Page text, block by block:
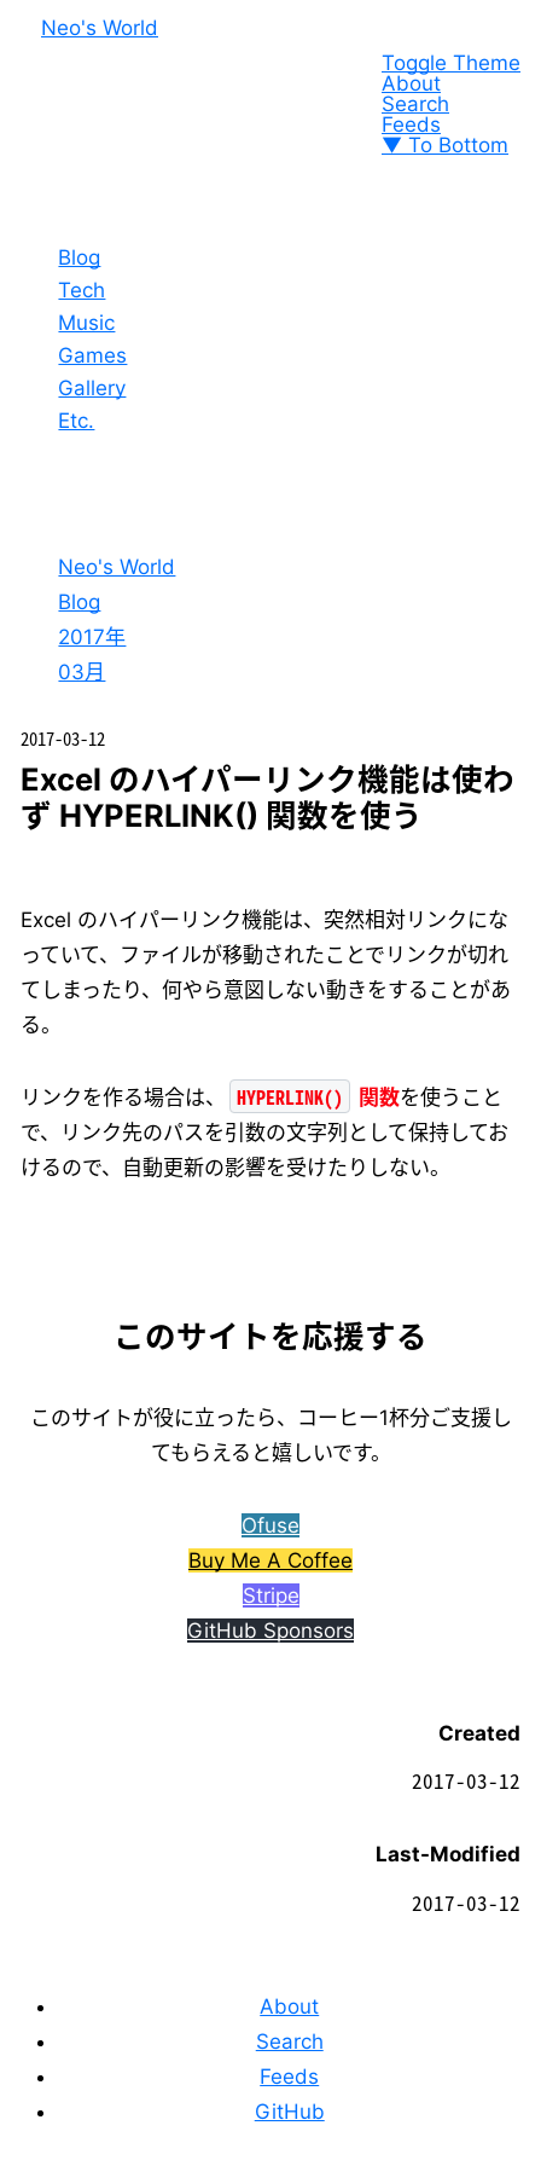
Neo's World
Toggle Theme
About
Search
Feeds
▼ To Bottom
Blog
Tech
Music
Games
Gallery
Etc.
Neo's World
Blog
2017年
03月
2017-03-12
Excel のハイパーリンク機能は使わ
ず HYPERLINK() 関数を使う
Excel のハイパーリンク機能は、突然相対リンクにな
っていて、ファイルが移動されたことでリンクが切れ
てしまったり、何やら意図しない動きをすることがあ
る。
リンクを作る場合は、 HYPERLINK() 関数を使うこと
で、リンク先のパスを引数の文字列として保持してお
けるので、自動更新の影響を受けたりしない。
このサイトを応援する
このサイトが役に立ったら、コーヒー1杯分ご支援し
てもらえると嬉しいです。
Ofuse
Buy Me A Coffee
Stripe
GitHub Sponsors
Created
2017-03-12
Last-Modified
2017-03-12
About
Search
Feeds
GitHub